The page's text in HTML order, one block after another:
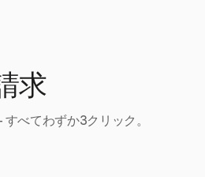
求
べてわずか3クリック。